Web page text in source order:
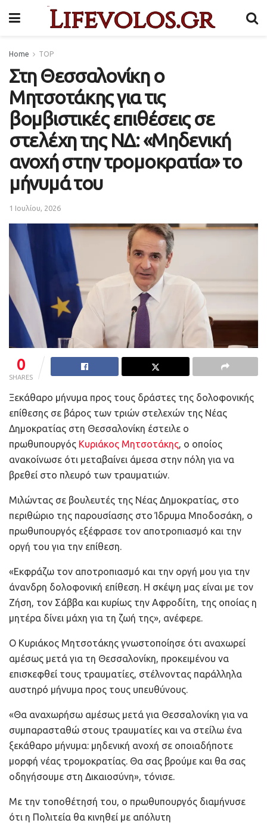
Home TOP
Στη Θεσσαλονίκη ο
Μητσοτάκης για τις
βομβιστικές επιθέσεις σε
στελέχη της ΝΔ: «Μηδενική
ανοχή στην τρομοκρατία» το
μήνυμά του
1 Ιουλίου, 2026
0
SHARES
Ξεκάθαρο μήνυμα προς τους δράστες της δολοφονικής
επίθεσης σε βάρος των τριών στελεχών της Νέας
Δημοκρατίας στη Θεσσαλονίκη έστειλε ο
πρωθυπουργός Κυριάκος Μητσοτάκης, ο οποίος
ανακοίνωσε ότι μεταβαίνει άμεσα στην πόλη για να
βρεθεί στο πλευρό των τραυματιών.
Μιλώντας σε βουλευτές της Νέας Δημοκρατίας, στο
περιθώριο της παρουσίασης στο Ίδρυμα Μποδοσάκη, ο
πρωθυπουργός εξέφρασε τον αποτροπιασμό και την
οργή του για την επίθεση.
«Εκφράζω τον αποτροπιασμό και την οργή μου για την
άνανδρη δολοφονική επίθεση. Η σκέψη μας είναι με τον
Ζήση, τον Σάββα και κυρίως την Αφροδίτη, της οποίας η
μητέρα δίνει μάχη για τη ζωή της», ανέφερε.
Ο Κυριάκος Μητσοτάκης γνωστοποίησε ότι αναχωρεί
αμέσως μετά για τη Θεσσαλονίκη, προκειμένου να
επισκεφθεί τους τραυματίες, στέλνοντας παράλληλα
αυστηρό μήνυμα προς τους υπευθύνους.
«Θα αναχωρήσω αμέσως μετά για Θεσσαλονίκη για να
συμπαρασταθώ στους τραυματίες και να στείλω ένα
ξεκάθαρο μήνυμα: μηδενική ανοχή σε οποιαδήποτε
μορφή νέας τρομοκρατίας. Θα σας βρούμε και θα σας
οδηγήσουμε στη Δικαιοσύνη», τόνισε.
Με την τοποθέτησή του, ο πρωθυπουργός διαμήνυσε
ότι η Πολιτεία θα κινηθεί με απόλυτη